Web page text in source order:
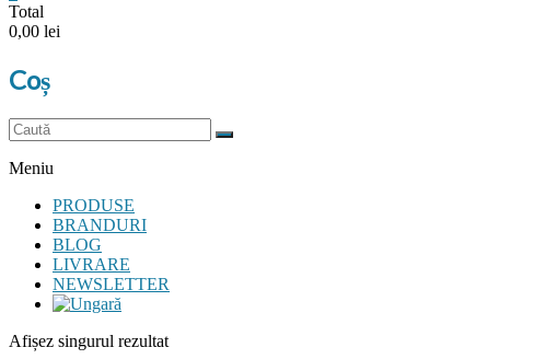
Transylvanik
and
more
Total
0,00 lei
Coș
Meniu
PRODUSE
BRANDURI
BLOG
LIVRARE
NEWSLETTER
Afișez singurul rezultat